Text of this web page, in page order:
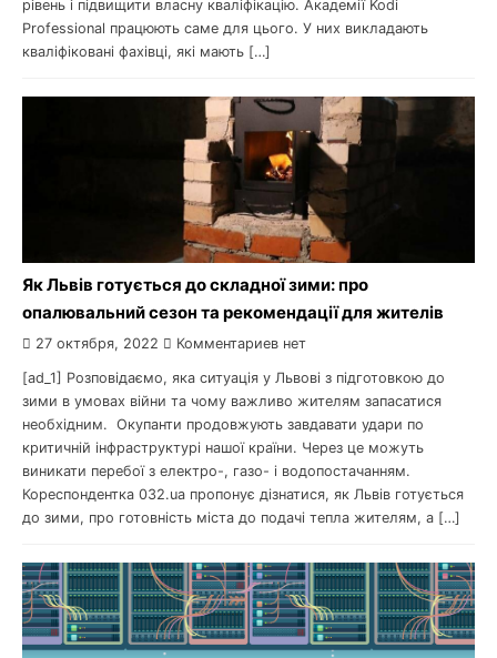
рівень і підвищити власну кваліфікацію. Академії Kodi
Professional працюють саме для цього. У них викладають
кваліфіковані фахівці, які мають […]
Як Львів готується до складної зими: про
опалювальний сезон та рекомендації для жителів
27 октября, 2022 Комментариев нет
[ad_1] Розповідаємо, яка ситуація у Львові з підготовкою до
зими в умовах війни та чому важливо жителям запасатися
необхідним. Окупанти продовжують завдавати удари по
критичній інфраструктурі нашої країни. Через це можуть
виникати перебої з електро-, газо- і водопостачанням.
Кореспондентка 032.ua пропонує дізнатися, як Львів готується
до зими, про готовність міста до подачі тепла жителям, а […]